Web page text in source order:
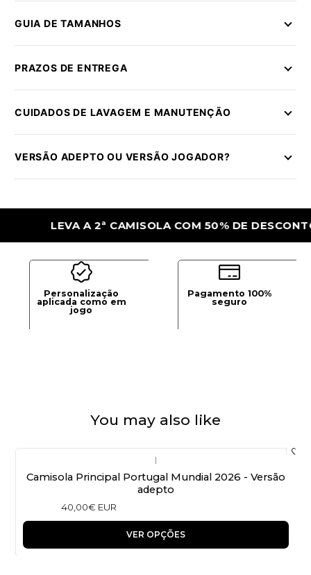
GUIA DE TAMANHOS
PRAZOS DE ENTREGA
CUIDADOS DE LAVAGEM E MANUTENÇÃO
VERSÃO ADEPTO OU VERSÃO JOGADOR?
LEVA A 2ª CAMISOLA COM 50% DE DESCONTO
Personalização
aplicada como em
jogo
Pagamento 100%
seguro
You may also like
|
Camisola Principal Portugal Mundial 2026 - Versão
adepto
40,00€ EUR
VER OPÇÕES